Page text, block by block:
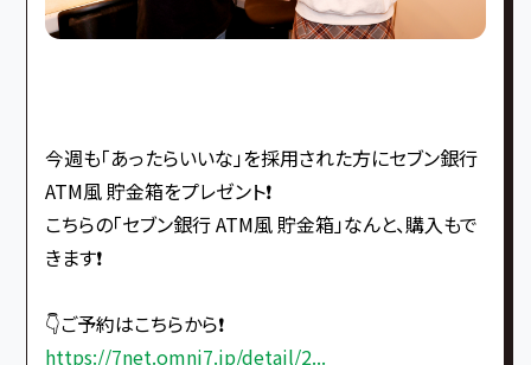
今週も「あったらいいな」を採用された方にセブン銀行
ATM風 貯金箱をプレゼント❗️
こちらの「セブン銀行 ATM風 貯金箱」なんと、購入もで
きます❗️
👇ご予約はこちらから❗️
https://7net.omni7.jp/detail/2...